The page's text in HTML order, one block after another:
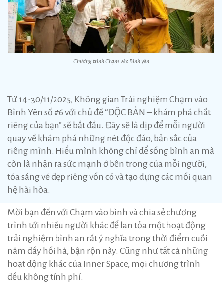
Chương trình Chạm vào Bình yên
Từ 14-30/11/2025, Không gian Trải nghiệm Chạm vào
Bình Yên số #6 với chủ đề “ĐỘC BẢN – khám phá chất
riêng của bạn” sẽ bắt đầu. Đây sẽ là dịp để mỗi người
quay về khám phá những nét độc đáo, bản sắc của
riêng mình. Hiểu mình không chỉ để sống bình an mà
còn là nhận ra sức mạnh ở bên trong của mỗi người,
tỏa sáng vẻ đẹp riêng vốn có và tạo dựng các mối quan
hệ hài hòa.
Mời bạn đến với Chạm vào bình và chia sẻ chương
trình tới nhiều người khác để lan tỏa một hoạt động
trải nghiệm bình an rất ý nghĩa trong thời điểm cuối
năm đầy hối hả, bận rộn này. Cũng như tất cả những
hoạt động khác của Inner Space, mọi chương trình
đều không tính phí.